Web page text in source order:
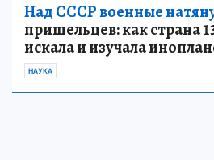
Над СССР военные
пришельцев: как страна
искала и изучала
НАУКА